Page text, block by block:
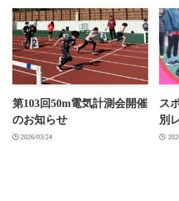
第103回50m電気計測会開催
のお知らせ
2026/03/24
ス
別